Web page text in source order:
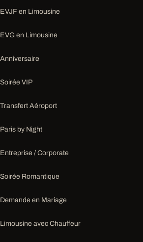
EVJF en Limousine
EVG en Limousine
Anniversaire
Soirée VIP
Transfert Aéroport
Paris by Night
Entreprise / Corporate
Soirée Romantique
Demande en Mariage
Limousine avec Chauffeur